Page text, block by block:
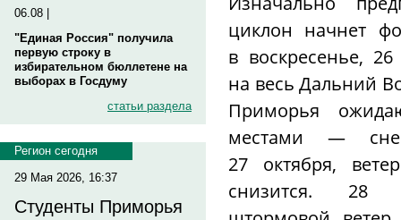
06.08 |
"Единая Россия" получила
первую строку в
избирательном бюллетене на
выборах в Госдуму
статьи раздела
Регион сегодня
29 Мая 2026, 16:37
Студенты Приморья
циклон начнет
в воскресенье,
на весь Дальний
Приморья
местами —
27 октября,
снизится. 28